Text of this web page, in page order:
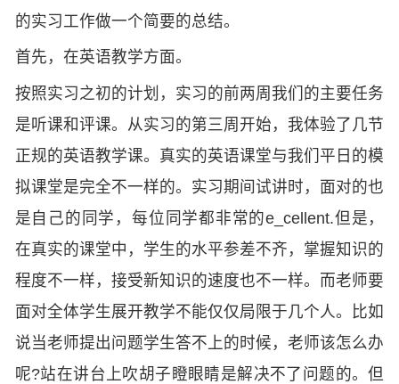
的实习工作做一个简要的总结。
首先，在英语教学方面。
按照实习之初的计划，实习的前两周我们的主要任务
是听课和评课。从实习的第三周开始，我体验了几节
正规的英语教学课。真实的英语课堂与我们平日的模
拟课堂是完全不一样的。实习期间试讲时，面对的也
是自己的同学，每位同学都非常的e_cellent.但是，
在真实的课堂中，学生的水平参差不齐，掌握知识的
程度不一样，接受新知识的速度也不一样。而老师要
面对全体学生展开教学不能仅仅局限于几个人。比如
说当老师提出问题学生答不上的时候，老师该怎么办
呢?站在讲台上吹胡子瞪眼睛是解决不了问题的。但